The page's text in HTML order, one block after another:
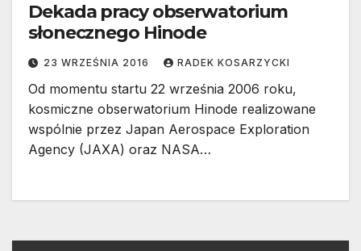
Dekada pracy obserwatorium
słonecznego Hinode
23 WRZEŚNIA 2016 RADEK KOSARZYCKI
Od momentu startu 22 września 2006 roku,
kosmiczne obserwatorium Hinode realizowane
wspólnie przez Japan Aerospace Exploration
Agency (JAXA) oraz NASA…